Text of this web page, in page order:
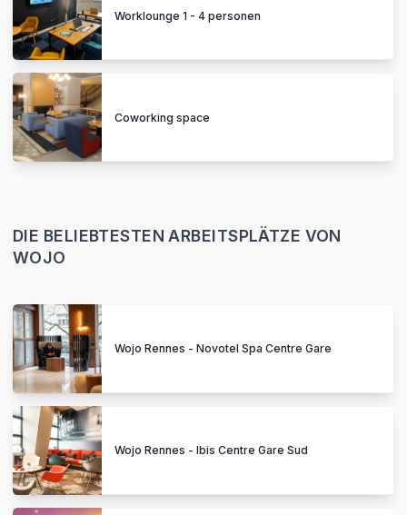
Worklounge 1 - 4 personen
Coworking space
DIE BELIEBTESTEN ARBEITSPLÄTZE VON
WOJO
Wojo Rennes - Novotel Spa Centre Gare
Wojo Rennes - Ibis Centre Gare Sud